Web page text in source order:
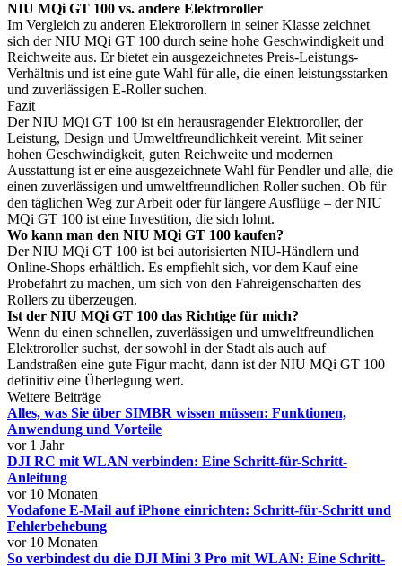
NIU MQi GT 100 vs. andere Elektroroller
Im Vergleich zu anderen Elektrorollern in seiner Klasse zeichnet
sich der NIU MQi GT 100 durch seine hohe Geschwindigkeit und
Reichweite aus. Er bietet ein ausgezeichnetes Preis-Leistungs-
Verhältnis und ist eine gute Wahl für alle, die einen leistungsstarken
und zuverlässigen E-Roller suchen.
Fazit
Der NIU MQi GT 100 ist ein herausragender Elektroroller, der
Leistung, Design und Umweltfreundlichkeit vereint. Mit seiner
hohen Geschwindigkeit, guten Reichweite und modernen
Ausstattung ist er eine ausgezeichnete Wahl für Pendler und alle, die
einen zuverlässigen und umweltfreundlichen Roller suchen. Ob für
den täglichen Weg zur Arbeit oder für längere Ausflüge – der NIU
MQi GT 100 ist eine Investition, die sich lohnt.
Wo kann man den NIU MQi GT 100 kaufen?
Der NIU MQi GT 100 ist bei autorisierten NIU-Händlern und
Online-Shops erhältlich. Es empfiehlt sich, vor dem Kauf eine
Probefahrt zu machen, um sich von den Fahreigenschaften des
Rollers zu überzeugen.
Ist der NIU MQi GT 100 das Richtige für mich?
Wenn du einen schnellen, zuverlässigen und umweltfreundlichen
Elektroroller suchst, der sowohl in der Stadt als auch auf
Landstraßen eine gute Figur macht, dann ist der NIU MQi GT 100
definitiv eine Überlegung wert.
Weitere Beiträge
Alles, was Sie über SIMBR wissen müssen: Funktionen,
Anwendung und Vorteile
vor 1 Jahr
DJI RC mit WLAN verbinden: Eine Schritt-für-Schritt-
Anleitung
vor 10 Monaten
Vodafone E‑Mail auf iPhone einrichten: Schritt‑für‑Schritt und
Fehlerbehebung
vor 10 Monaten
So verbindest du die DJI Mini 3 Pro mit WLAN: Eine Schritt-